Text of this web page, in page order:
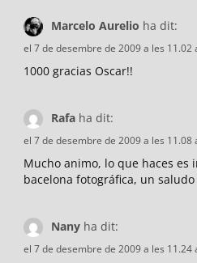
Marcelo Aurelio ha dit:
el 7 de desembre de 2009 a les 11.02
1000 gracias Oscar!!
Rafa ha dit:
el 7 de desembre de 2009 a les 11.08
Mucho animo, lo que haces es
bacelona fotográfica, un
Nany ha dit:
el 7 de desembre de 2009 a les 11.24